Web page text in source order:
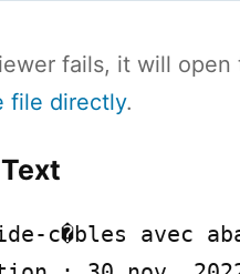
fails, it will open
file directly.
c�bles avec